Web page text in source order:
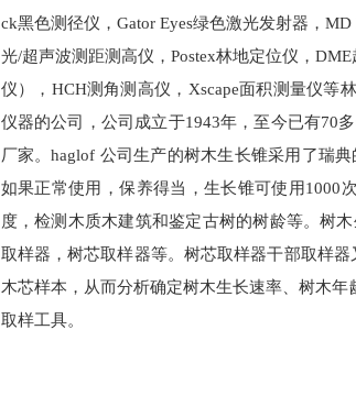
ck黑色测径仪，Gator Eyes绿色激光发射器，
光/超声波测距测高仪，Postex林地定位仪，
仪），HCH测角测高仪，Xscape面积测量仪等
仪器的公司，公司成立于1943年，至今已有70
厂家。haglof 公司生产的树木生长锥采用了瑞
如果正常使用，保养得当，生长锥可使用1000
度，检测木质木建筑和鉴定古树的树龄等。树
取样器，树芯取样器等。树芯取样器干部取样
木芯样本，从而分析确定树木生长速率、树木
取样工具。